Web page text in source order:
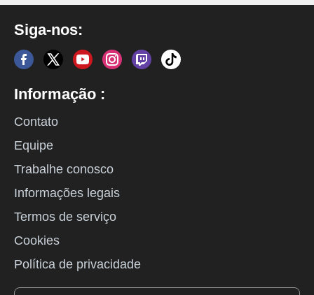
Siga-nos:
Informação :
Contato
Equipe
Trabalhe conosco
Informações legais
Termos de serviço
Cookies
Política de privacidade